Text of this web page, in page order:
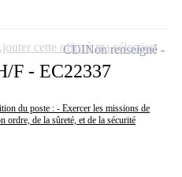
F - EC22337
du poste : - Exercer les missions de
ordre, de la sûreté, et de la sécurité
CDINon renseigné
cette offre à ma sélection